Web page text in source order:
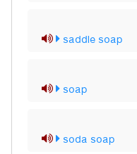
saddle soap
soap
soda soap